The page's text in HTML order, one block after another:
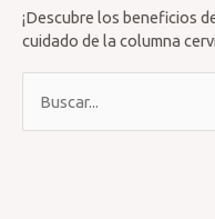
¡Descubre los beneficios
cuidado de la columna